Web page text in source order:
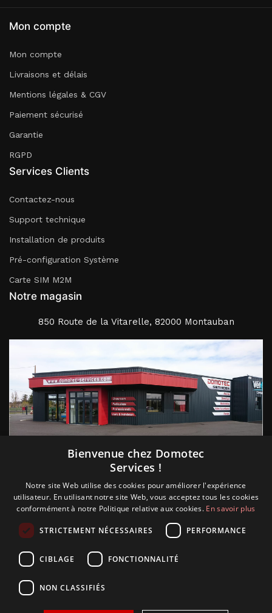
Mon compte
Mon compte
Livraisons et délais
Mentions légales & CGV
Paiement sécurisé
Garantie
RGPD
Services Clients
Contactez-nous
Support technique
Installation de produits
Pré-configuration Système
Carte SIM M2M
Notre magasin
850 Route de la Vitarelle, 82000 Montauban
Suivez nous
Bienvenue chez Domotec
Services !
Notre site Web utilise des cookies pour améliorer l'expérience
utilisateur. En utilisant notre site Web, vous acceptez tous les cookies
conformément à notre Politique relative aux cookies. En savoir plus
STRICTEMENT NÉCESSAIRES PERFORMANCE
CIBLAGE FONCTIONNALITÉ
NON CLASSIFIÉS